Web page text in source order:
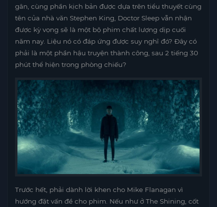
gân, cùng phần kịch bản được dựa trên tiểu thuyết cùng
tên của nhà văn Stephen King, Doctor Sleep vẫn nhận
được kỳ vọng sẽ là một bộ phim chất lượng dịp cuối
năm nay. Liệu nó có đáp ứng được suy nghĩ đó? Đây có
phải là một phần hậu truyện thành công, sau 2 tiếng 30
phút thể hiện trong phòng chiếu?
Trước hết, phải dành lời khen cho Mike Flanagan vì
hướng đặt vấn đề cho phim. Nếu như ở The Shining, cốt